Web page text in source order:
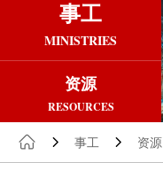
事工
MINISTRIES
资源
RESOURCES
事工 资源